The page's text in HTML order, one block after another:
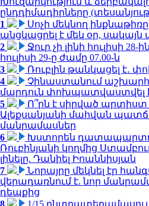
ընդդիմադիրները
1
Սոչի մեկնող
անցկացրել է մեկ օր, սակայն
2
Ջուր չի լինի հուլիսի 28-
հուլիսի 29-ը ժամը 07.00-ն
3
Ռուբլին թանկացել է․
4
Չինաստանում
մարդուն փոխպատվաստվել
5
Ո՞րն է սիրված
Ալեքսանյանի մահվան
մանրամասներ
6
Խստորեն
Ռուբինյանի կողմից
լինելը. Դանիել Իոաննիսյան
7
Նորայրը մեկնել էր
վերադառնում է. նոր
դեպքից
8
1/15